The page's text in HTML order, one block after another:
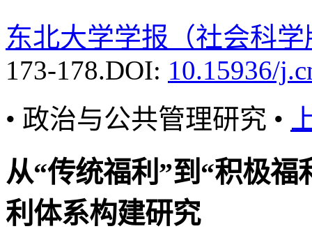
东北大学学报（社会科学
173-178.DOI: 10.15936/
• 政治与公共管理研究 •
从“传统福利”到“积极
利体系构建研究